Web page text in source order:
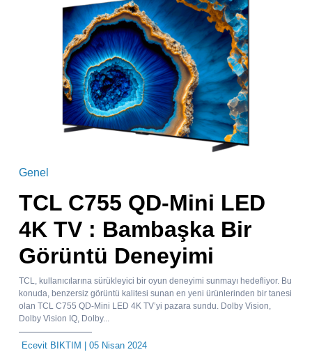
Genel
TCL C755 QD-Mini LED
4K TV : Bambaşka Bir
Görüntü Deneyimi
TCL, kullanıcılarına sürükleyici bir oyun deneyimi sunmayı hedefliyor. Bu
konuda, benzersiz görüntü kalitesi sunan en yeni ürünlerinden bir tanesi
olan TCL C755 QD-Mini LED 4K TV’yi pazara sundu. Dolby Vision,
Dolby Vision IQ, Dolby...
Ecevit BIKTIM | 05 Nisan 2024